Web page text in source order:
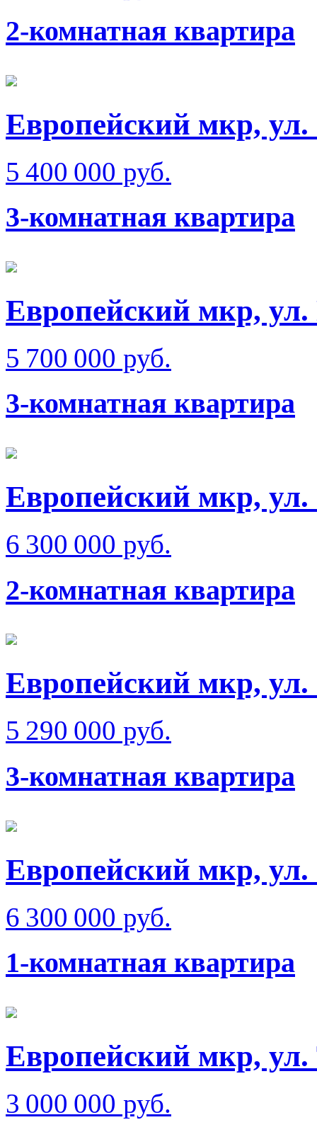
2-комнатная квартира
Европейский мкр, ул.
5 400 000 руб.
3-комнатная квартира
Европейский мкр, ул.
5 700 000 руб.
3-комнатная квартира
Европейский мкр, ул.
6 300 000 руб.
2-комнатная квартира
Европейский мкр, ул.
5 290 000 руб.
3-комнатная квартира
Европейский мкр, ул.
6 300 000 руб.
1-комнатная квартира
Европейский мкр, ул.
3 000 000 руб.